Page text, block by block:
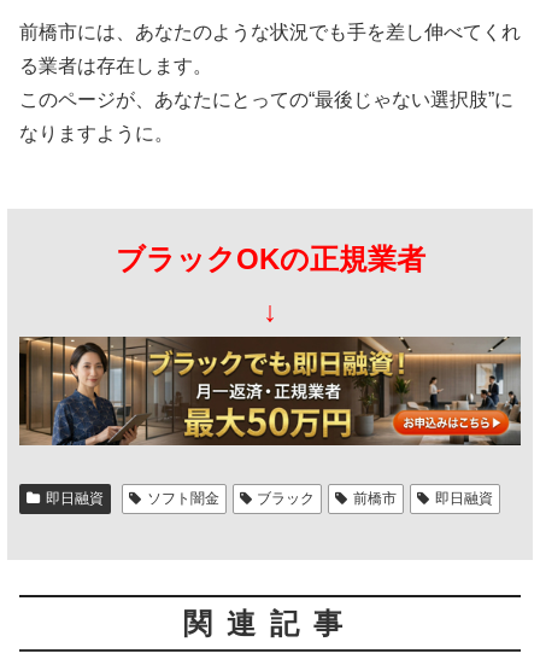
前橋市には、あなたのような状況でも手を差し伸べてくれ
る業者は存在します。
このページが、あなたにとっての“最後じゃない選択肢”に
なりますように。
ブラックOKの正規業者
↓
即日融資 ソフト闇金 ブラック 前橋市 即日融資
関連記事